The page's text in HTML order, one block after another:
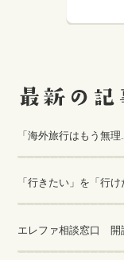
「海外旅行はもう無
「行きたい」を「行
エレファ相談窓口 開